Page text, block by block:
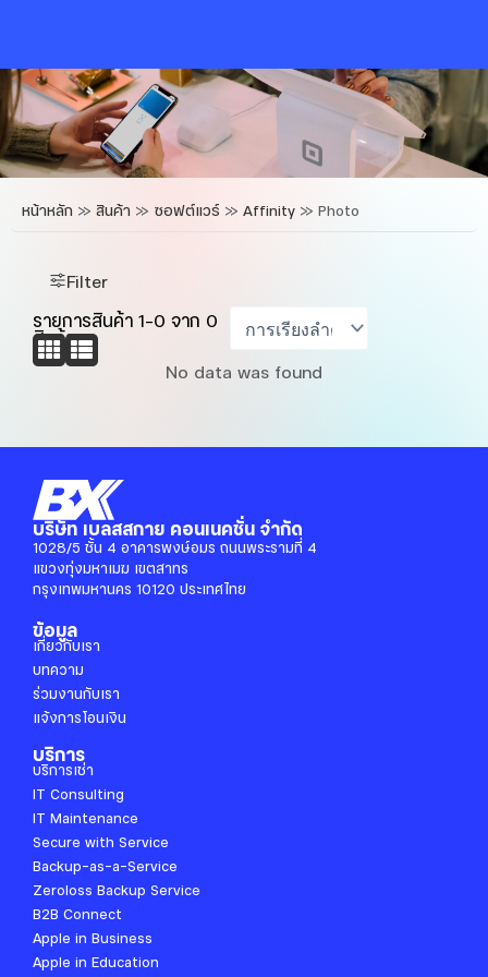
หน้าหลัก » สินค้า » ซอฟต์แวร์ » Affinity » Photo
Filter
รายการสินค้า 1-0 จาก 0
สินค้า
No data was found
บริษัท เบลสสกาย คอนเนคชั่น จำกัด
1028/5 ชั้น 4 อาคารพงษ์อมร ถนนพระรามที่ 4
แขวงทุ่งมหาเมฆ เขตสาทร
กรุงเทพมหานคร 10120 ประเทศไทย
ข้อมูล
เกี่ยวกับเรา
บทความ
ร่วมงานกับเรา
แจ้งการโอนเงิน
บริการ
บริการเช่า
IT Consulting
IT Maintenance
Secure with Service
Backup-as-a-Service
Zeroloss Backup Service
B2B Connect
Apple in Business
Apple in Education